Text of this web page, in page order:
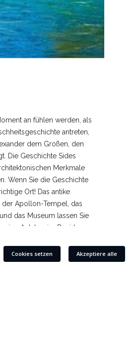
an fühlen werden, als
antreten,
dem Großen, den
Die Geschichte Sides
Merkmale
Wenn Sie die Geschichte
Ort! Das antike
der Apollon-Tempel, das
das Museum lassen Sie
Antalya, im Bezirk
historischer Überreste
Geschichte und Natur.
der Welt